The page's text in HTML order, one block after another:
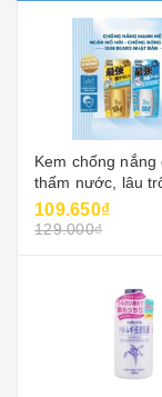
Kem chống nắng
thấm nước, lâu
sunbears spf 50+
omi brothers
109.650₫
129.000₫